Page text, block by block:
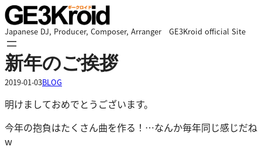
内
容
を
ス
キ
ッ
Japanese DJ, Producer, Composer, Arranger GE3Kroid official Site
新年のご挨拶
2019-01-03BLOG
明けましておめでとうございます。
今年の抱負はたくさん曲を作る！…なんか毎年同じ感じだね
w